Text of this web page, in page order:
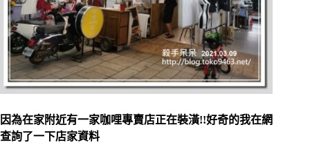
因為在家附近有一家咖哩專賣店正在裝潢!!好奇的我在網
查詢了一下店家資料